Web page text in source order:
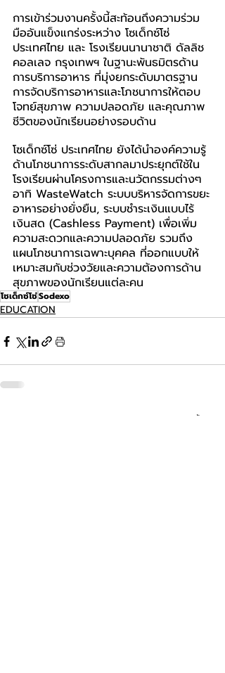
การเข้าร่วมงานครั้งนี้สะท้อนถึงความร่วม
มืออันแข็งแกร่งระหว่าง โซเด็กซ์โซ่
ประเทศไทย และ โรงเรียนนานาชาติ ดัลลิช
คอลเลจ กรุงเทพฯ ในฐานะพันธมิตรด้าน
การบริการอาหาร ที่มุ่งยกระดับมาตรฐาน
การจัดบริการอาหารและโภชนาการให้ตอบ
โจทย์สุขภาพ ความปลอดภัย และคุณภาพ
ชีวิตของนักเรียนอย่างรอบด้าน
โซเด็กซ์โซ่ ประเทศไทย ยังได้นำองค์ความรู้
ด้านโภชนาการระดับสากลมาประยุกต์ใช้ใน
โรงเรียนผ่านโครงการและนวัตกรรมต่างๆ
อาทิ WasteWatch ระบบบริหารจัดการขยะ
อาหารอย่างยั่งยืน, ระบบชำระเงินแบบไร้
เงินสด (Cashless Payment) เพื่อเพิ่ม
ความสะดวกและความปลอดภัย รวมถึง
แผนโภชนาการเฉพาะบุคคล ที่ออกแบบให้
เหมาะสมกับช่วงวัยและความต้องการด้าน
สุขภาพของนักเรียนแต่ละคน
โซเด็กซ์โซ่Sodexo
EDUCATION